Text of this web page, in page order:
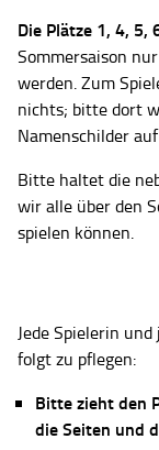
Die Plätze 1, 4, 5,
Sommersaison
werden. Zum
nichts; bitte dort
Namenschilder
Bitte haltet die
wir alle über den
spielen können.
Jede Spielerin
folgt zu pflegen:
Bitte zieht den
die Seiten und